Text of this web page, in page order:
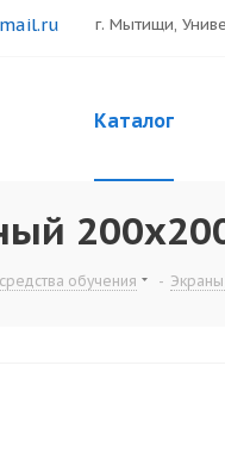
г. Мытищи,
Каталог
обучения -